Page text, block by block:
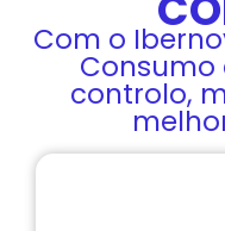
Com o
controlo,